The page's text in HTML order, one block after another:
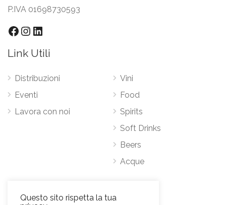
P.IVA 01698730593
Facebook
Instagram
LinkedIn
Link Utili
Distribuzioni
Eventi
Lavora con noi
Vini
Food
Spirits
Soft Drinks
Beers
Acque
Questo sito rispetta la tua